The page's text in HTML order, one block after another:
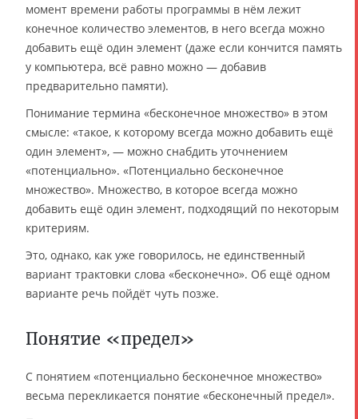
момент времени работы программы в нём лежит
конечное количество элементов, в него всегда можно
добавить ещё один элемент (даже если кончится память
у компьютера, всё равно можно — добавив
предварительно памяти).
Понимание термина «бесконечное множество» в этом
смысле: «такое, к которому всегда можно добавить ещё
один элемент», — можно снабдить уточнением
«потенциально». «Потенциально бесконечное
множество». Множество, в которое всегда можно
добавить ещё один элемент, подходящий по некоторым
критериям.
Это, однако, как уже говорилось, не единственный
вариант трактовки слова «бесконечно». Об ещё одном
варианте речь пойдёт чуть позже.
Понятие «предел»
С понятием «потенциально бесконечное множество»
весьма перекликается понятие «бесконечный предел».